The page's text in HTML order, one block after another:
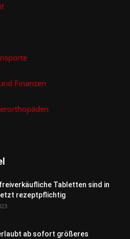
Finanzen
Tabletten sind in
rezeptpflichtig
ab sofort größeres